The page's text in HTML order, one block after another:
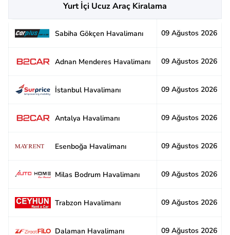
Yurt İçi Ucuz Araç Kiralama
Sabiha Gökçen Havalimanı 09 Ağustos 2026
Adnan Menderes Havalimanı 09 Ağustos 2026
İstanbul Havalimanı 09 Ağustos 2026
Antalya Havalimanı 09 Ağustos 2026
Esenboğa Havalimanı 09 Ağustos 2026
Milas Bodrum Havalimanı 09 Ağustos 2026
Trabzon Havalimanı 09 Ağustos 2026
Dalaman Havalimanı 09 Ağustos 2026